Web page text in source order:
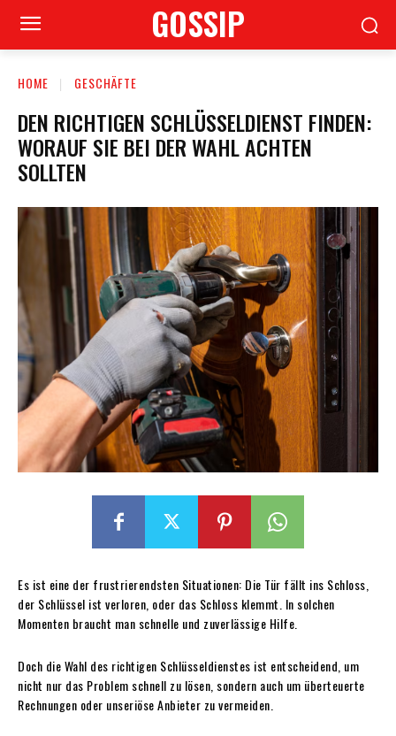
GOSSIP
HOME GESCHÄFTE
DEN RICHTIGEN SCHLÜSSELDIENST FINDEN:
WORAUF SIE BEI DER WAHL ACHTEN
SOLLTEN
Es ist eine der frustrierendsten Situationen: Die Tür fällt ins Schloss,
der Schlüssel ist verloren, oder das Schloss klemmt. In solchen
Momenten braucht man schnelle und zuverlässige Hilfe.
Doch die Wahl des richtigen Schlüsseldienstes ist entscheidend, um
nicht nur das Problem schnell zu lösen, sondern auch um überteuerte
Rechnungen oder unseriöse Anbieter zu vermeiden.